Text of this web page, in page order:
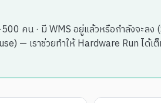
คน · มี WMS อยู่แล้วหรือกำลังจะลง
— เราช่วยทำให้ Hardware Run ได้เ